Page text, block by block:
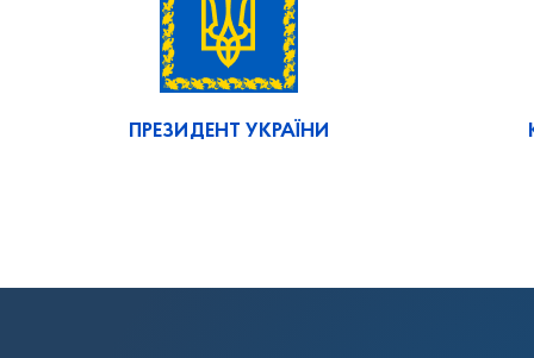
ПРЕЗИДЕНТ УКРАЇНИ